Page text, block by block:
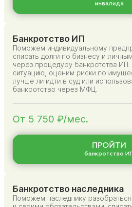
инвалида
Банкротство ИП
Поможем индивидуальному
списать долги по бизнесу и
через процедуру банкротства
ситуацию, оценим риски по
лучше ли идти в суд или
банкротство через МФЦ.
От 5 750 ₽/мес.
ПРОЙТИ
банкротство
Банкротство наследника
Поможем наследнику